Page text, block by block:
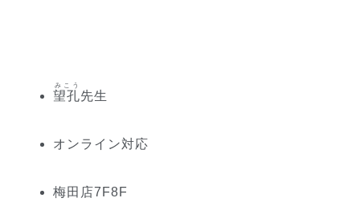
望孔
みこう
先生
オンライン対応
梅田 店7 F8F